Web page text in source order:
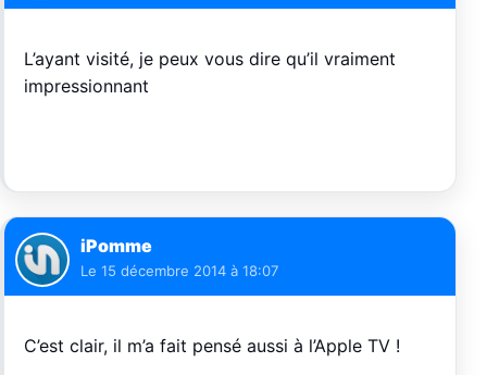
L’ayant visité, je peux vous dire qu’il vraiment
impressionnant
iPomme
Le 15 décembre 2014 à 18:07
C’est clair, il m’a fait pensé aussi à l’Apple TV !